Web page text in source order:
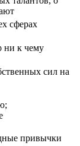
сферах
ни к чему
сил на
привычки